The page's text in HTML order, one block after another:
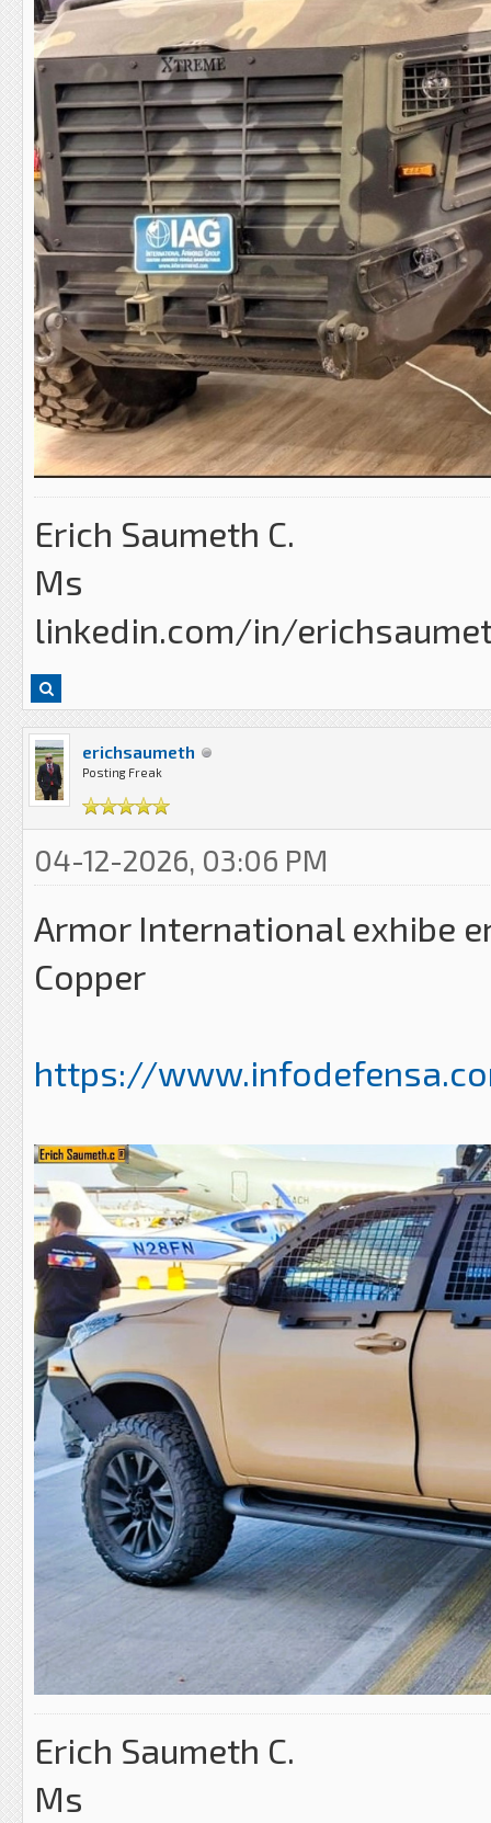
Erich Saumeth C.
Ms
linkedin.com/in/
erichsaumeth
Posting Freak
04-12-2026, 03:06 PM
Armor International exhibe
Copper
https://
Erich Saumeth C.
Ms